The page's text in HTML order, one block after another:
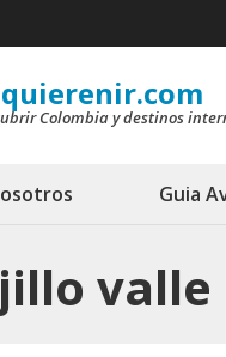
Colombia y destinos
Guia
valle